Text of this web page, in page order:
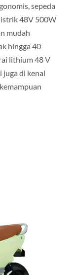
sepeda
48V 500W
mudah
hingga 40
lithium 48 V
juga di kenal